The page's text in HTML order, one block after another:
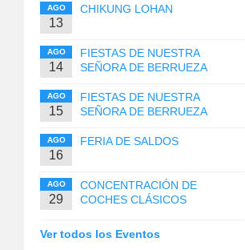
AGO
13
CHIKUNG LOHAN
AGO
14
FIESTAS DE NUESTRA
SEÑORA DE BERRUEZA
AGO
15
FIESTAS DE NUESTRA
SEÑORA DE BERRUEZA
AGO
16
FERIA DE SALDOS
AGO
29
CONCENTRACIÓN DE
COCHES CLÁSICOS
Ver todos los Eventos